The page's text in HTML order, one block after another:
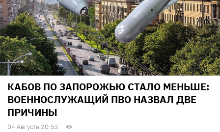
КАБОВ ПО ЗАПОРОЖЬЮ СТАЛО МЕНЬШЕ:
ВОЕННОСЛУЖАЩИЙ ПВО НАЗВАЛ ДВЕ
ПРИЧИНЫ
04 Августа 20:52